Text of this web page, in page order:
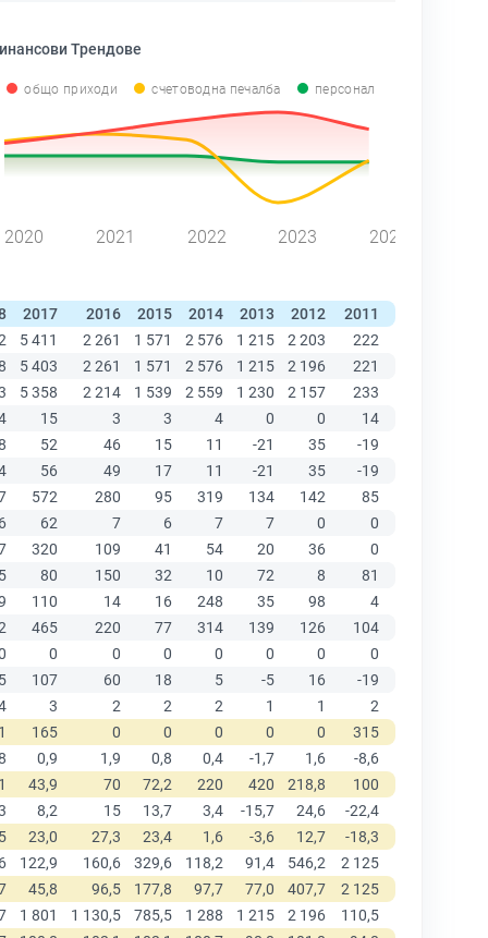
Трендове
общо приходи счетоводна печалба персонал
2020 2021 2022 2023 2024
2017 2016 2015 2014 2013 2012 2011